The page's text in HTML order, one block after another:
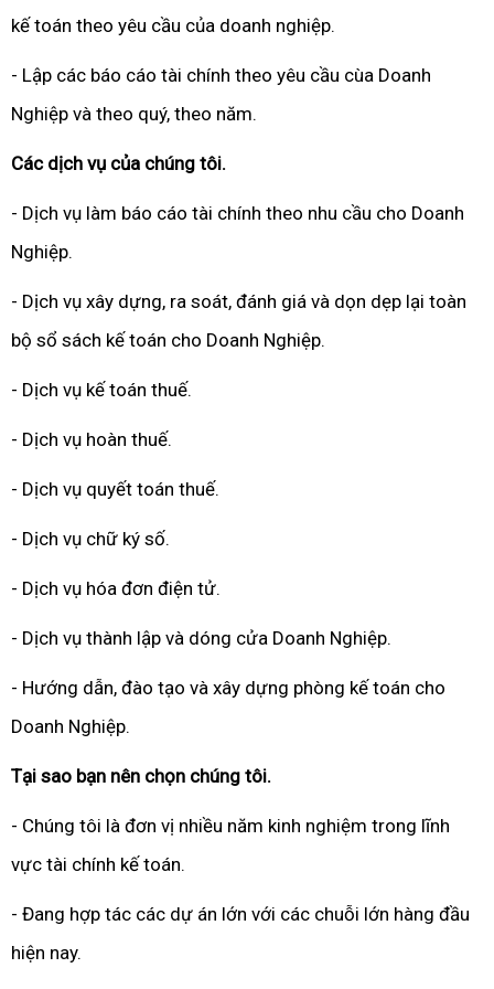
kế toán theo yêu cầu của doanh nghiệp.
- Lập các báo cáo tài chính theo yêu cầu cùa Doanh
Nghiệp và theo quý, theo năm.
Các dịch vụ của chúng tôi.
- Dịch vụ làm báo cáo tài chính theo nhu cầu cho Doanh
Nghiệp.
- Dịch vụ xây dựng, ra soát, đánh giá và dọn dẹp lại toàn
bộ sổ sách kế toán cho Doanh Nghiệp.
- Dịch vụ kế toán thuế.
- Dịch vụ hoàn thuế.
- Dịch vụ quyết toán thuế.
- Dịch vụ chữ ký số.
- Dịch vụ hóa đơn điện tử.
- Dịch vụ thành lập và dóng cửa Doanh Nghiệp.
- Hướng dẫn, đào tạo và xây dựng phòng kế toán cho
Doanh Nghiệp.
Tại sao bạn nên chọn chúng tôi.
- Chúng tôi là đơn vị nhiều năm kinh nghiệm trong lĩnh
vực tài chính kế toán.
- Đang hợp tác các dự án lớn với các chuỗi lớn hàng đầu
hiện nay.